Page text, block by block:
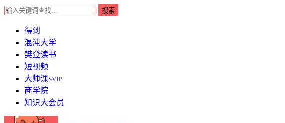
得到
混沌大学
樊登读书
短视频
大师课SVIP
商学院
知识大会员